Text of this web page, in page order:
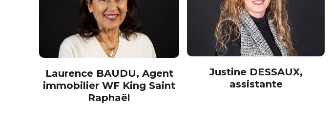
Laurence BAUDU, Agent
immobilier WF King Saint
Raphaël
Justine DESSAUX,
assistante